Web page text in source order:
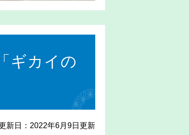
ギカイの
新日：2022年6月9日更新